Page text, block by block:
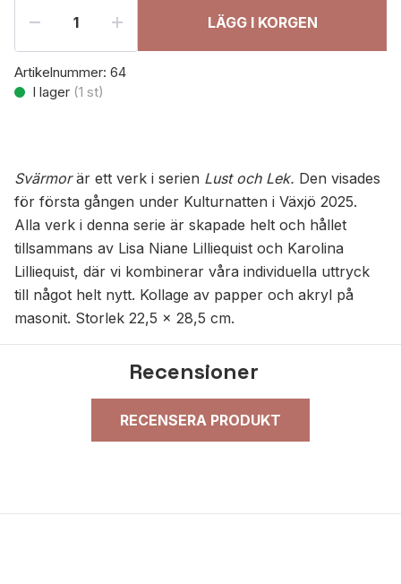
LÄGG I KORGEN
Artikelnummer: 64
I lager (1 st)
Svärmorär ett verk i serien Lust och Lek. Den visades
för första gången under Kulturnatten i Växjö 2025.
Alla verk i denna serie är skapade helt och hållet
tillsammans av Lisa Niane Lilliequist och Karolina
Lilliequist, där vi kombinerar våra individuella uttryck
till något helt nytt. Kollage av papper och akryl på
masonit. Storlek 22,5 x 28,5 cm.
Recensioner
RECENSERA PRODUKT